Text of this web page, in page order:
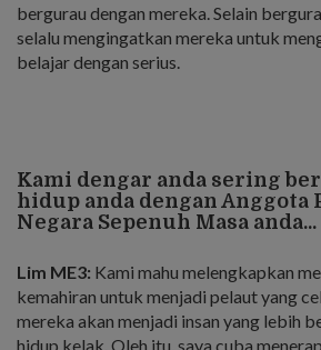
bergurau dengan mereka. Selain
selalu mengingatkan mereka untuk
belajar dengan serius.
Kami dengar anda sering
hidup anda dengan Anggota
Negara Sepenuh Masa anda...
Lim ME3: Kami mahu melengkapkan
kemahiran untuk menjadi pelaut yang
mereka akan menjadi insan yang lebih
hidup kelak. Oleh itu, saya cuba